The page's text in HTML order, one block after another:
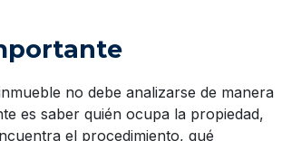
no debe analizarse de manera
es saber quién ocupa la propiedad,
el procedimiento, qué